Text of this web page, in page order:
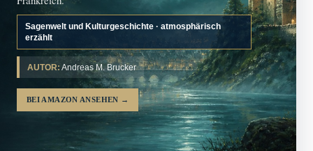
Sagenwelt und Kulturgeschichte · atmosphärisch
erzählt
AUTOR: Andreas M. Brucker
BEI AMAZON ANSEHEN →